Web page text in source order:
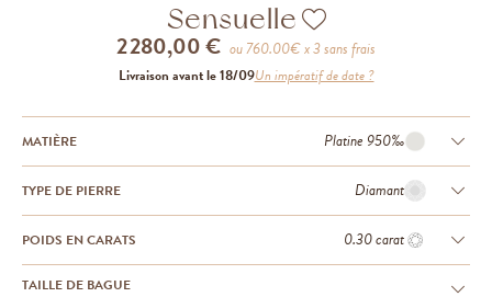
Sensuelle
2 280,00 € ou760.00€ x 3 sans frais
Livraison avant le 18/09Un impératif de date ?
MATIÈRE Platine 950‰
TYPE DE PIERRE Diamant
POIDS EN CARATS 0.30 carat
TAILLE DE BAGUE